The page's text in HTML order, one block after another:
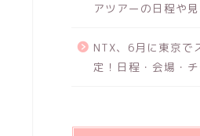
アツアーの日程や
NTX、6月に東京で
定！日程・会場・